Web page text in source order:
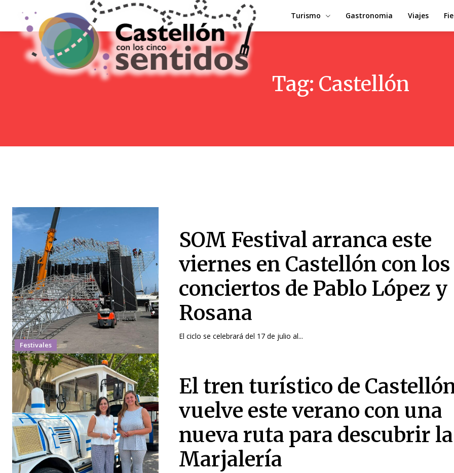
Turismo Gastronomia Viajes
Tag: Castellón
Festivales
SOM Festival arranca este
viernes en Castellón con los
conciertos de Pablo López y
Rosana
El ciclo se celebrará del 17 de julio al...
El tren turístico de
vuelve este verano con una
nueva ruta para descubrir la
Marjalería